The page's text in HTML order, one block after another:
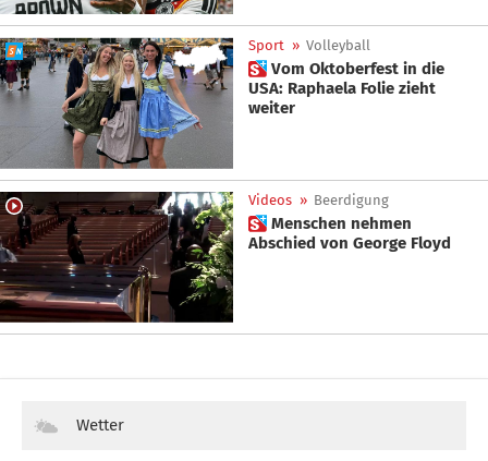
Sport » Volleyball
 Vom Oktoberfest in die
USA: Raphaela Folie zieht
weiter
Videos » Beerdigung
 Menschen nehmen
Abschied von George Floyd
Wetter